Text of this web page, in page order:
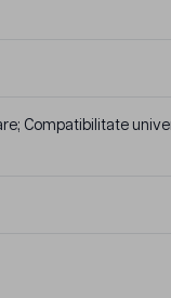
Compatibilitate